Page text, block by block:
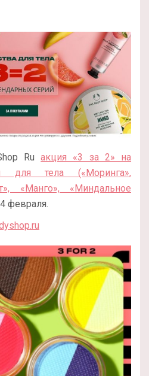
Ruакция «3 за 2» на
для тела («Моринга»,
«Манго», «Миндальное
февраля.